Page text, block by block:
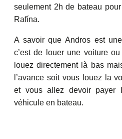
seulement 2h de bateau
Rafína.
A savoir que Andros est
c’est de louer une voiture
louez directement là bas
l’avance soit vous louez la
et vous allez devoir payer
véhicule en bateau.